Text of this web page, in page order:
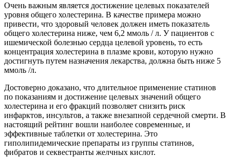
Очень важным является достижение целевых показателей
уровня общего холестерина. В качестве примера можно
привести, что здоровый человек должен иметь показатель
общего холестерина ниже, чем 6,2 ммоль / л. У пациентов с
ишемической болезнью сердца целевой уровень, то есть
концентрация холестерина в плазме крови, которую нужно
достигнуть путем назначения лекарства, должна быть ниже 5
ммоль /л.
Достоверно доказано, что длительное применение статинов
по показаниям и достижение целевых значений общего
холестерина и его фракций позволяет снизить риск
инфарктов, инсультов, а также внезапной сердечной смерти. В
настоящий рейтинг вошли наиболее современные, и
эффективные таблетки от холестерина. Это
гиполипидемические препараты из группы статинов,
фибратов и секвестранты желчных кислот.